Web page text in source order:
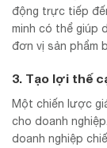
động trực tiếp
minh có thể giúp
đơn vị sản phẩm
3. Tạo lợi thế
Một chiến lược
cho doanh
doanh nghiệp